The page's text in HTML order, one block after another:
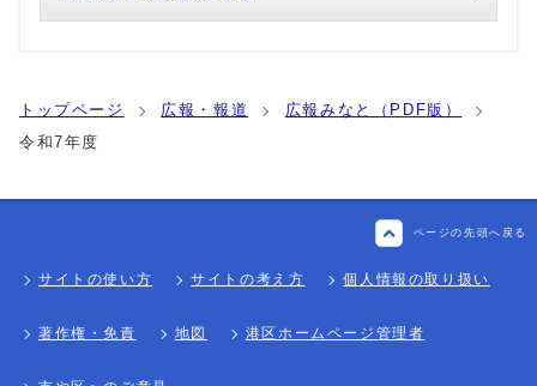
トップページ 広報・報道
広報みなと（PDF版）
令和7年度
ページの先頭へ戻る
サイトの使い方 サイトの考え方 個人情報の取り扱い
著作権・免責 地図 港区ホームページ管理者